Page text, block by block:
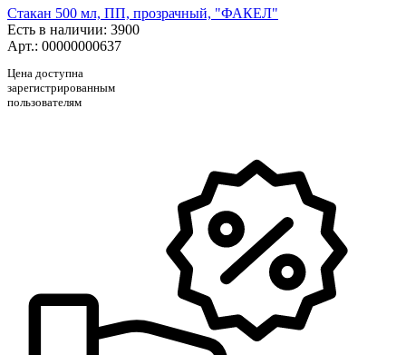
Стакан 500 мл, ПП, прозрачный, "ФАКЕЛ"
Есть в наличии: 3900
Арт.: 00000000637
Цена доступна
зарегистрированным
пользователям